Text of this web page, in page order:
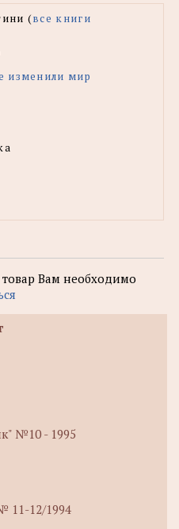
(все книги
изменили мир
Вам необходимо
№10 - 1995
11-12/1994